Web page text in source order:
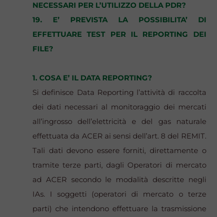
NECESSARI PER L’UTILIZZO DELLA PDR?
19. E’ PREVISTA LA POSSIBILITA’ DI
EFFETTUARE TEST PER IL REPORTING DEI
FILE?
1. COSA E’ IL DATA REPORTING?
Si definisce Data Reporting l’attività di raccolta
dei dati necessari al monitoraggio dei mercati
all’ingrosso dell’elettricità e del gas naturale
effettuata da ACER ai sensi dell’art. 8 del REMIT.
Tali dati devono essere forniti, direttamente o
tramite terze parti, dagli Operatori di mercato
ad ACER secondo le modalità descritte negli
IAs. I soggetti (operatori di mercato o terze
parti) che intendono effettuare la trasmissione